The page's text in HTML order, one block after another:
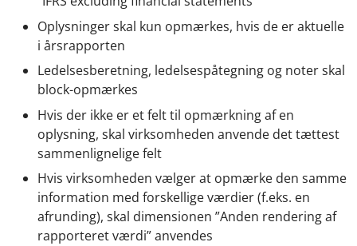
Oplysninger skal kun opmærkes, hvis de er aktuelle
i årsrapporten
Ledelsesberetning, ledelsespåtegning og noter skal
block-opmærkes
Hvis der ikke er et felt til opmærkning af en
oplysning, skal virksomheden anvende det tættest
sammenlignelige felt
Hvis virksomheden vælger at opmærke den samme
information med forskellige værdier (f.eks. en
afrunding), skal dimensionen ”Anden rendering af
rapporteret værdi” anvendes